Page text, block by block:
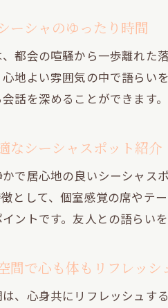
シー
ーシャのゆったり時間
都会の喧騒から一歩離れた
地よい雰囲気の中で語らい
話を深めることができます
なシーシャスポット紹介
で居心地の良いシーシャス
として、個室感覚の席やテ
ントです。友人との語らい
間で心も体もリフレッシ
、心身共にリフレッシュす